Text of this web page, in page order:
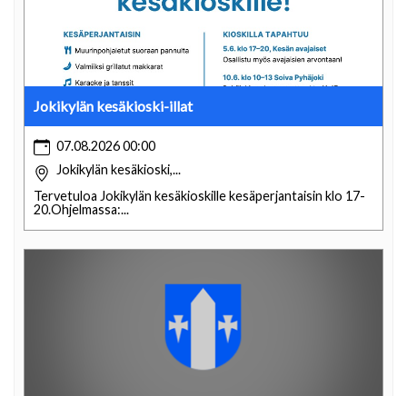
Jokikylän kesäkioski-illat
07.08.2026 00:00
Jokikylän kesäkioski,...
Tervetuloa Jokikylän kesäkioskille kesäperjantaisin klo 17-
20.Ohjelmassa:...